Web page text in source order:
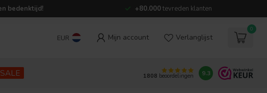
bedenktijd! +80.000tevreden klanten
EUR Mijn account Verlanglijst
0
SALE 1808 beoordelingen 9.3